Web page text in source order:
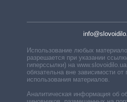
Использование любых
разрешается при указании
гиперссылки) на
обязательна вне зависимости от
использования материалов.
Аналитическая информация об